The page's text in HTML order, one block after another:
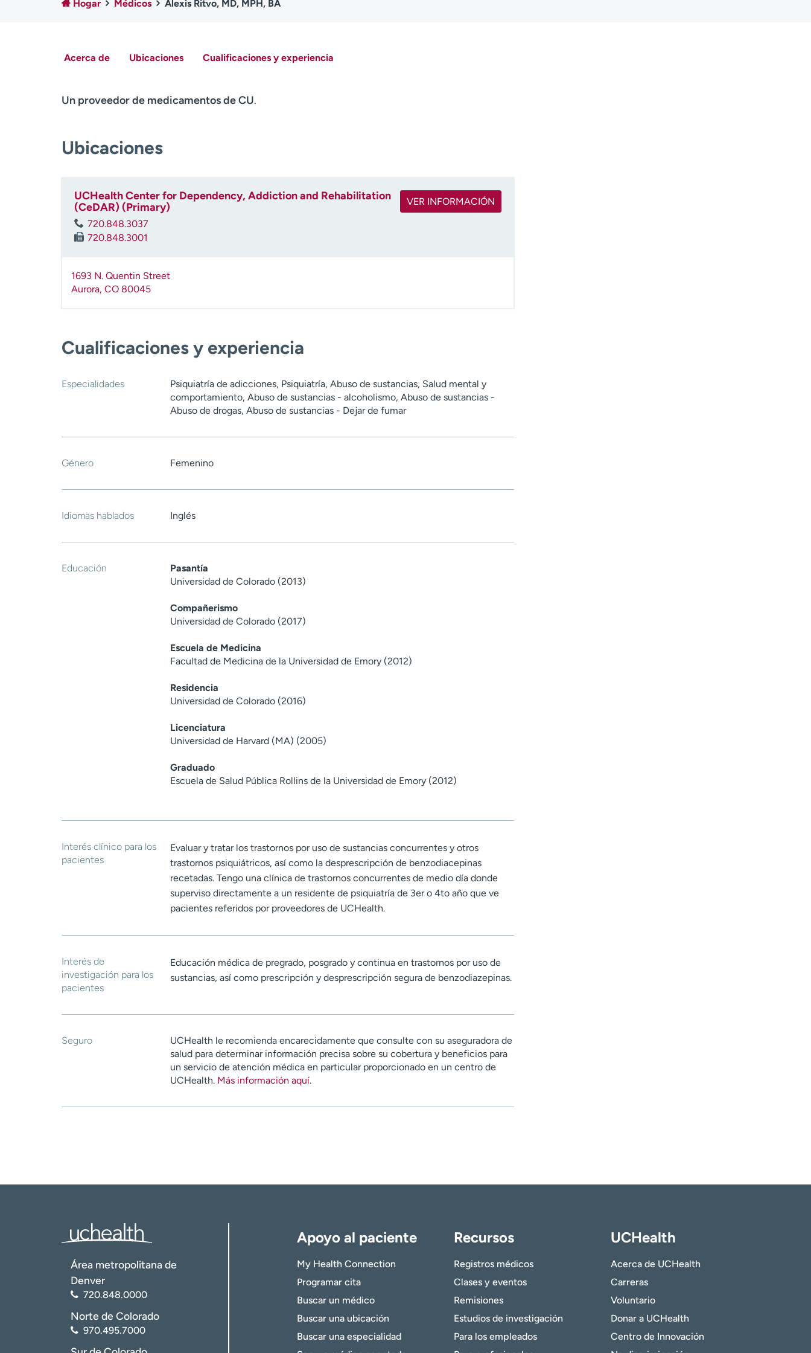
Hogar Médicos Alexis Ritvo, MD, MPH, BA
Acerca de Ubicaciones Cualificaciones y experiencia
Un proveedor de medicamentos de CU.
Ubicaciones
UCHealth Center for Dependency, Addiction and Rehabilitation
(CeDAR) (Primary)
720.848.3037
720.848.3001
VER INFORMACIÓN
1693 N. Quentin Street
Aurora, CO 80045
Cualificaciones y experiencia
Especialidades
Psiquiatría de adicciones, Psiquiatría, Abuso de sustancias, Salud mental y
comportamiento, Abuso de sustancias - alcoholismo, Abuso de sustancias -
Abuso de drogas, Abuso de sustancias - Dejar de fumar
Género Femenino
Idiomas hablados Inglés
Educación
Pasantía
Universidad de Colorado (2013)
Compañerismo
Universidad de Colorado (2017)
Escuela de Medicina
Facultad de Medicina de la Universidad de Emory (2012)
Residencia
Universidad de Colorado (2016)
Licenciatura
Universidad de Harvard (MA) (2005)
Graduado
Escuela de Salud Pública Rollins de la Universidad de Emory (2012)
Interés clínico para los
pacientes
Evaluar y tratar los trastornos por uso de sustancias concurrentes y otros
trastornos psiquiátricos, así como la desprescripción de benzodiacepinas
recetadas. Tengo una clínica de trastornos concurrentes de medio día donde
superviso directamente a un residente de psiquiatría de 3er o 4to año que ve
pacientes referidos por proveedores de UCHealth.
Interés de
investigación para los
pacientes
Educación médica de pregrado, posgrado y continua en trastornos por uso de
sustancias, así como prescripción y desprescripción segura de benzodiazepinas.
Seguro
UCHealth le recomienda encarecidamente que consulte con su aseguradora de
salud para determinar información precisa sobre su cobertura y beneficios para
un servicio de atención médica en particular proporcionado en un centro de
UCHealth. Más información aquí.
Área metropolitana de
Denver
720.848.0000
Norte de Colorado
970.495.7000
Apoyo al paciente
My Health Connection
Programar cita
Buscar un médico
Buscar una ubicación
Buscar una especialidad
Recursos
Registros médicos
Clases y eventos
Remisiones
Estudios de investigación
Para los empleados
UCHealth
Acerca de UCHealth
Carreras
Voluntario
Donar a UCHealth
Centro de Innovación